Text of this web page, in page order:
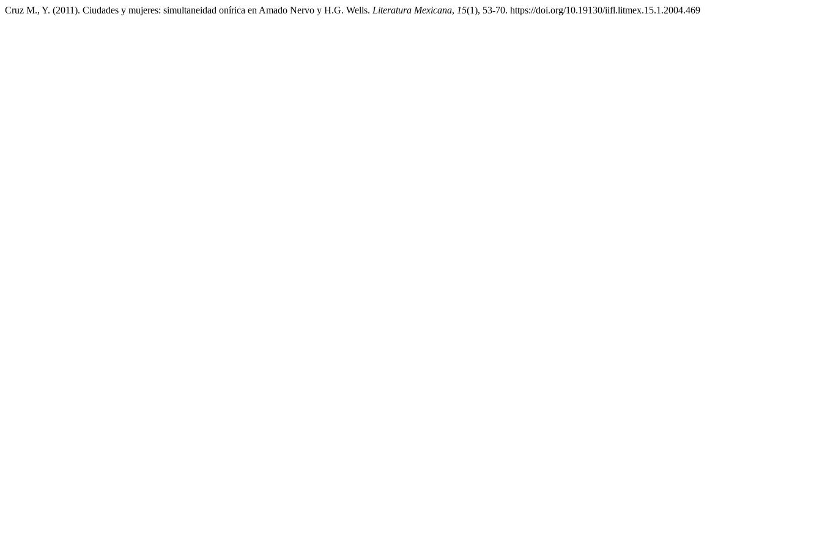
Cruz M., Y. (2011). Ciudades y mujeres: simultaneidad onírica en Amado Nervo y H.G. Wells. Literatura Mexicana, 15(1), 53-70. https://doi.org/10.19130/iifl.litmex.15.1.2004.469